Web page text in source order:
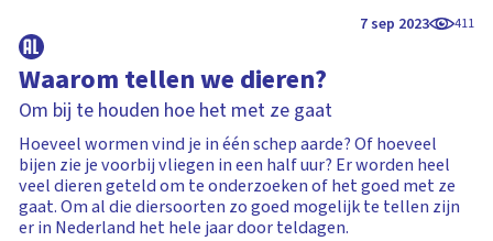
7 sep 2023 411
Waarom tellen we dieren?
Om bij te houden hoe het met ze gaat
Hoeveel wormen vind je in één schep aarde? Of hoeveel
bijen zie je voorbij vliegen in een half uur? Er worden heel
veel dieren geteld om te onderzoeken of het goed met ze
gaat. Om al die diersoorten zo goed mogelijk te tellen zijn
er in Nederland het hele jaar door teldagen.